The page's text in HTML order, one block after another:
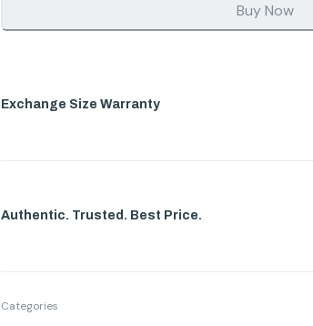
Buy Now
Exchange Size Warranty
Authentic. Trusted. Best Price.
Categories